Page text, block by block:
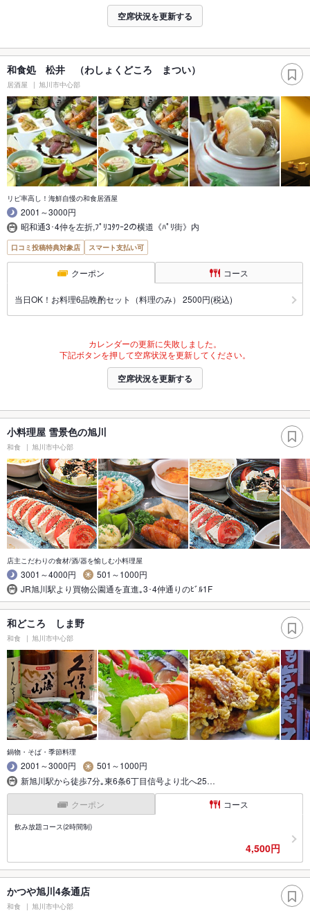
空席状況を更新する
和食処 松井 （わしょくどころ まつい）
居酒屋 旭川市中心部
リピ率高し！海鮮自慢の和食居酒屋
2001～3000円
昭和通3･4仲を左折,ﾌﾟﾘｺﾀﾜｰ2の横道《ﾊﾟﾘ街》内
口コミ投稿特典対象店 スマート支払い可
クーポン コース
当日OK！お料理6品晩酌セット（料理のみ） 2500円(税込)
カレンダーの更新に失敗しました。
下記ボタンを押して空席状況を更新してください。
空席状況を更新する
小料理屋 雪景色の旭川
和食 旭川市中心部
店主こだわりの食材/酒/器を愉しむ小料理屋
3001～4000円
501～1000円
JR旭川駅より買物公園通を直進｡3･4仲通りのﾋﾞﾙ1F
和どころ しま野
和食 旭川市中心部
鍋物・そば・季節料理
2001～3000円
501～1000円
新旭川駅から徒歩7分｡東6条6丁目信号より北へ25…
クーポン コース
飲み放題コース(2時間制)
4,500円
かつや旭川4条通店
和食 旭川市中心部